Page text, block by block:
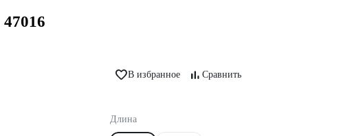
В избранное Сравнить
Длина